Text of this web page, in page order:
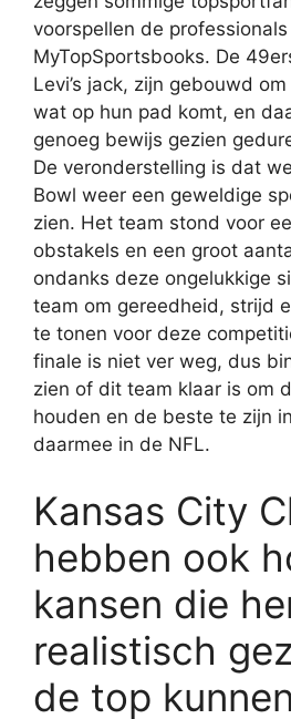
voorspellen de
MyTopSportsbooks. De
Levi’s jack, zijn gebouwd
wat op hun pad komt, en
genoeg bewijs gezien
De veronderstelling is dat
Bowl weer een geweldige
zien. Het team stond voor
obstakels en een groot
ondanks deze ongelukkige
team om gereedheid, strijd
te tonen voor deze
finale is niet ver weg, dus
zien of dit team klaar is om
houden en de beste te zijn
daarmee in de NFL.
Kansas City
hebben ook
kansen die
realistisch
de top